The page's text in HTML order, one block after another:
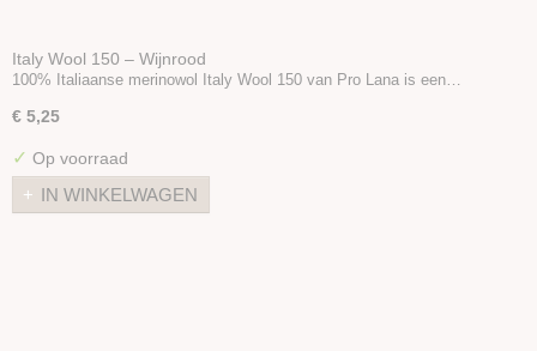
Italy Wool 150 – Wijnrood
100% Italiaanse merinowol Italy Wool 150 van Pro Lana is een…
€ 5,25
✓ Op voorraad
IN WINKELWAGEN